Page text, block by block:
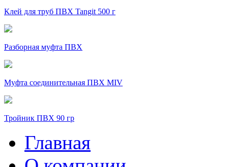
Клей для труб ПВХ Tangit 500 г
Разборная муфта ПВХ
Муфта соединительная ПВХ MIV
Тройник ПВХ 90 гр
Главная